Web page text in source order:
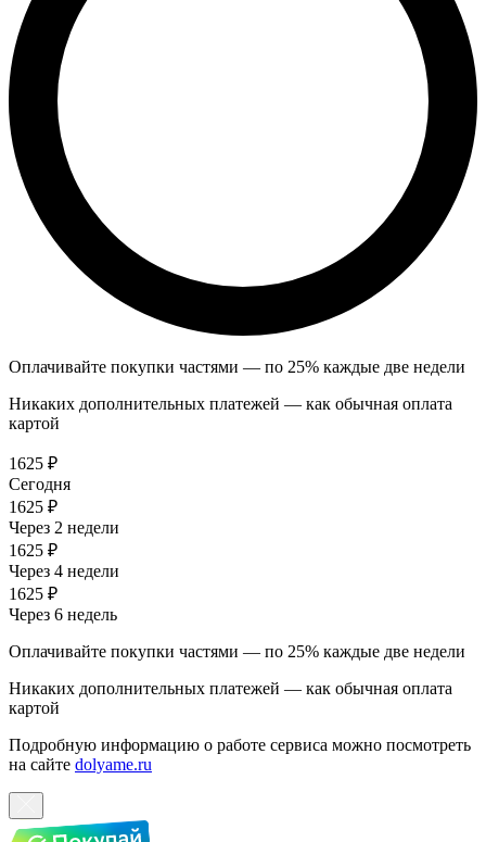
Оплачивайте покупки частями — по 25% каждые две недели
Никаких дополнительных платежей — как обычная оплата
картой
1625 ₽
Сегодня
1625 ₽
Через 2 недели
1625 ₽
Через 4 недели
1625 ₽
Через 6 недель
Оплачивайте покупки частями — по 25% каждые две недели
Никаких дополнительных платежей — как обычная оплата
картой
Подробную информацию о работе сервиса можно посмотреть
на сайте dolyame.ru